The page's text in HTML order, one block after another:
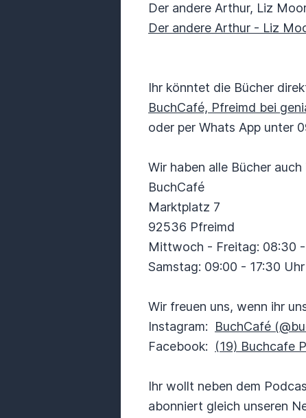
Der andere Arthur, Liz
Der andere Arthur - Liz
Ihr könntet die Bücher
BuchCafé, Pfreimd bei
oder per Whats App unter
Wir haben alle Bücher
BuchCafé
Marktplatz 7
92536 Pfreimd
Mittwoch - Freitag: 08:30
Samstag: 09:00 - 17:30 Uhr
Wir freuen uns, wenn ihr
Instagram: BuchCafé
Facebook: (19) Buchcafe
Ihr wollt neben dem
abonniert gleich unseren